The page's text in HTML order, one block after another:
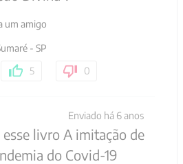
um amigo
- SP
5 0
Enviado há 6 anos
esse livro A imitação de
do Covid-19